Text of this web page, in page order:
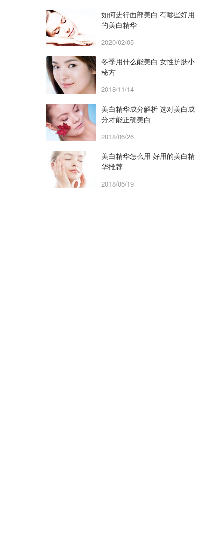
如何进行面部美白 有哪些好用
的美白精华
2020/02/05
冬季用什么能美白 女性护肤小
秘方
2018/11/14
美白精华成分解析 选对美白成
分才能正确美白
2018/06/26
美白精华怎么用 好用的美白精
华推荐
2018/06/19